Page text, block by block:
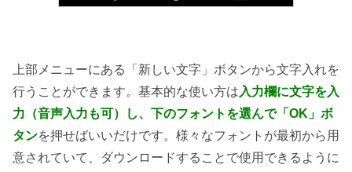
上部メニューにある「新しい文字」ボタンから文字入れを
行うことができます。基本的な使い方は入力欄に文字を入
力（音声入力も可）し、下のフォントを選んで「OK」ボ
タンを押せばいいだけです。様々なフォントが最初から用
意されていて、ダウンロードすることで使用できるように